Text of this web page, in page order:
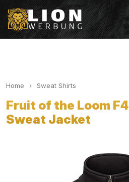
Home Sweat Shirts
Fruit of the Loom
Sweat Jacket